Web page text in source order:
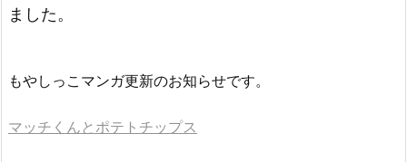
ました。
もやしっこマンガ更新のお知らせです。
マッチくんとポテトチップス